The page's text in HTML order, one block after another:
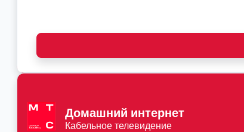
Домашний интернет
Кабельное телевидение